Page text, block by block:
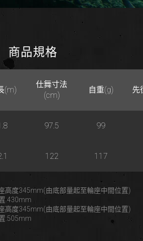
商品規格
(m)
仕舞寸法
(cm)
自重(g) 先
97.5 99
122 117
高度345mm(由底部量起至輪座中間位置)
:430mm
高度345mm(由底部量起至輪座中間位置)
:505mm